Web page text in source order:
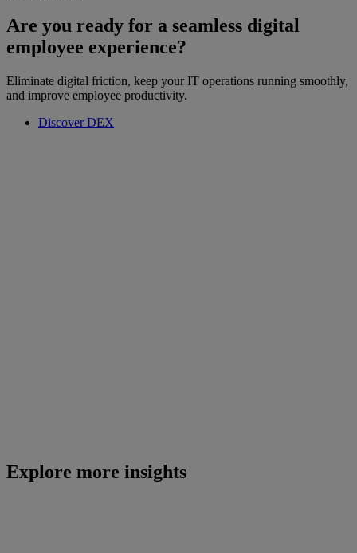
Are you ready for a seamless digital
employee experience?
Eliminate digital friction, keep your IT operations running smoothly,
and improve employee productivity.
Discover DEX
Explore more insights